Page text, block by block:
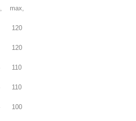
max,
120
120
110
110
100